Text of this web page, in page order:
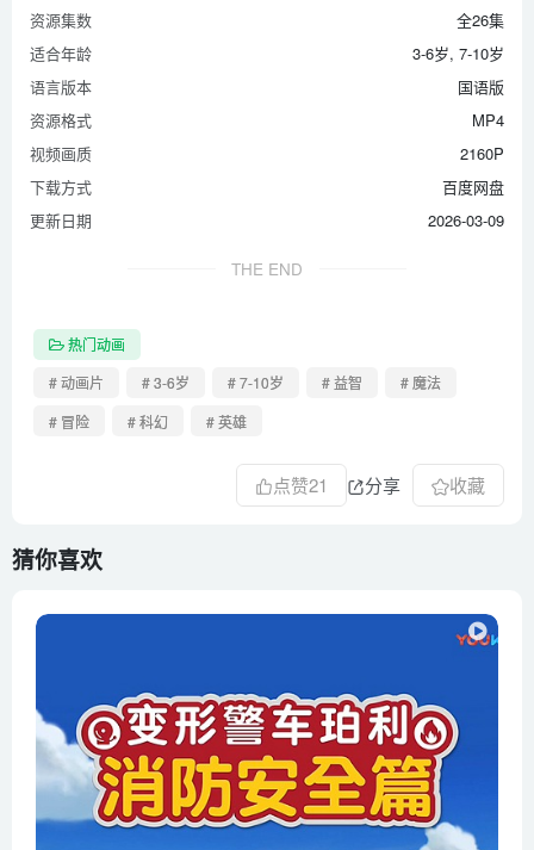
24 Blowrado
25 Flight Of The Bumblers
26 Giant Thorom
资源集数
全26集
适合年龄
3-6岁, 7-10岁
语言版本
国语版
资源格式
MP4
视频画质
2160P
下载方式
百度网盘
更新日期
2026-03-09
THE END
热门动画
# 动画片
# 3-6岁 # 7-10岁 # 益智
# 魔法
# 冒险
# 科幻 # 英雄
点赞21 分享 收藏
猜你喜欢